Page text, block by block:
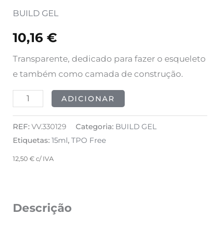
BUILD GEL
10,16€
Transparente, dedicado para fazer o esqueleto
e também como camada de construção.
-
Totally
Clear
15ml
ADICIONAR
REF:VV.330129 Categoria: BUILD GEL
Etiquetas:15ml,TPO Free
12,50€ c/ IVA
Descrição